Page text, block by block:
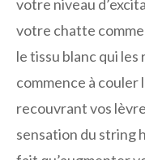
votre niveau
votre chatte
le tissu blanc qui
commence à
recouvrant vos
sensation du string